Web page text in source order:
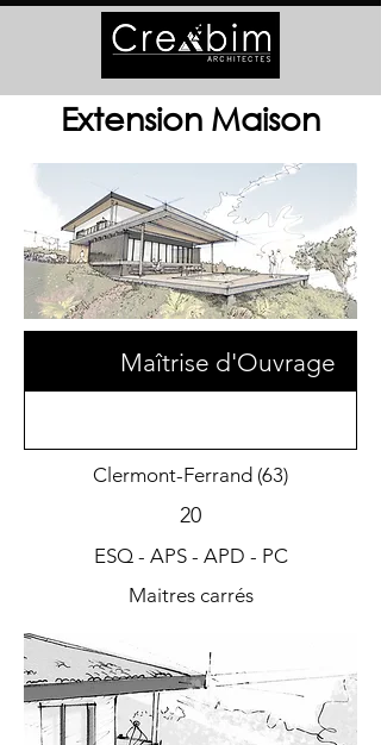
Extension Maison
Maîtrise d'Ouvrage
Clermont-Ferrand (63)
20
ESQ - APS - APD - PC
Maitres carrés